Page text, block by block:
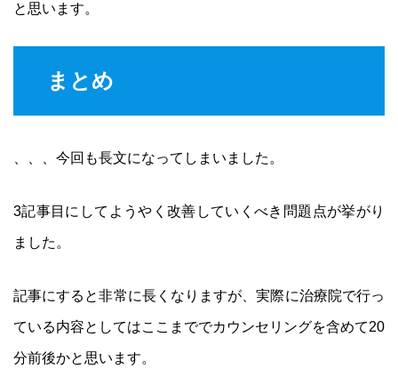
と思います。
まとめ
、、、今回も長文になってしまいました。
3記事目にしてようやく改善していくべき問題点が挙がり
ました。
記事にすると非常に長くなりますが、実際に治療院で行っ
ている内容としてはここまででカウンセリングを含めて20
分前後かと思います。